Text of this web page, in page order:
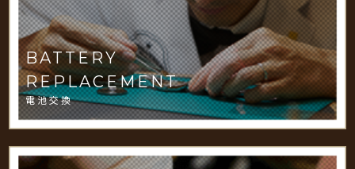
BATTERY
REPLACEMENT
電池交換